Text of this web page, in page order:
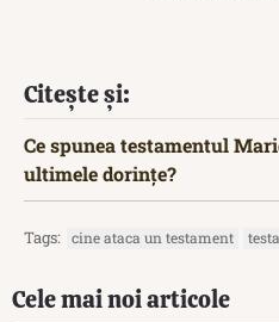
Citește și:
Ce spunea testamentul
ultimele dorințe?
Tags: cine ataca un testament
Cele mai noi articole